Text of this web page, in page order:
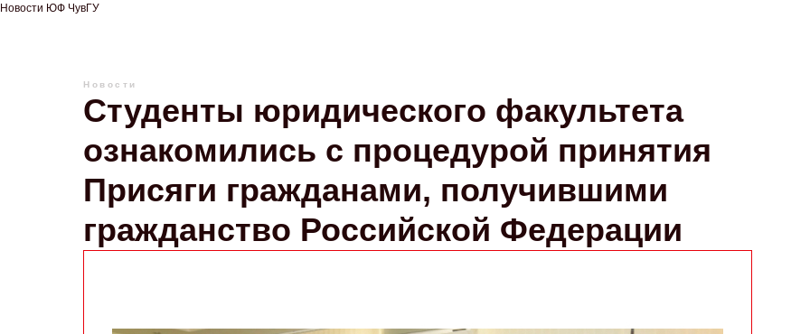
Новости ЮФ ЧувГУ
Новости
Студенты юридического факультета
ознакомились с процедурой принятия
Присяги гражданами, получившими
гражданство Российской Федерации